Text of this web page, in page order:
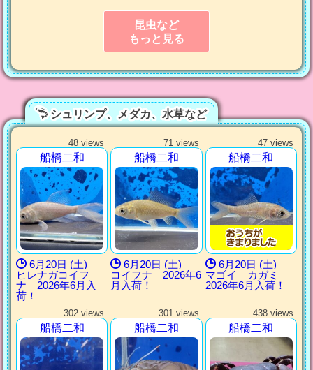
昆虫など
もっと見る
シュリンプ、メダカ、水草など
48 views
船橋二和
6月20日 (土)
ヒレナガコイフ
ナ 2026年6月入
荷！
71 views
船橋二和
6月20日 (土)
コイフナ 2026年6
月入荷！
47 views
船橋二和
6月20日 (土)
マゴイ カガミ
2026年6月入荷！
302 views
船橋二和
301 views
船橋二和
438 views
船橋二和